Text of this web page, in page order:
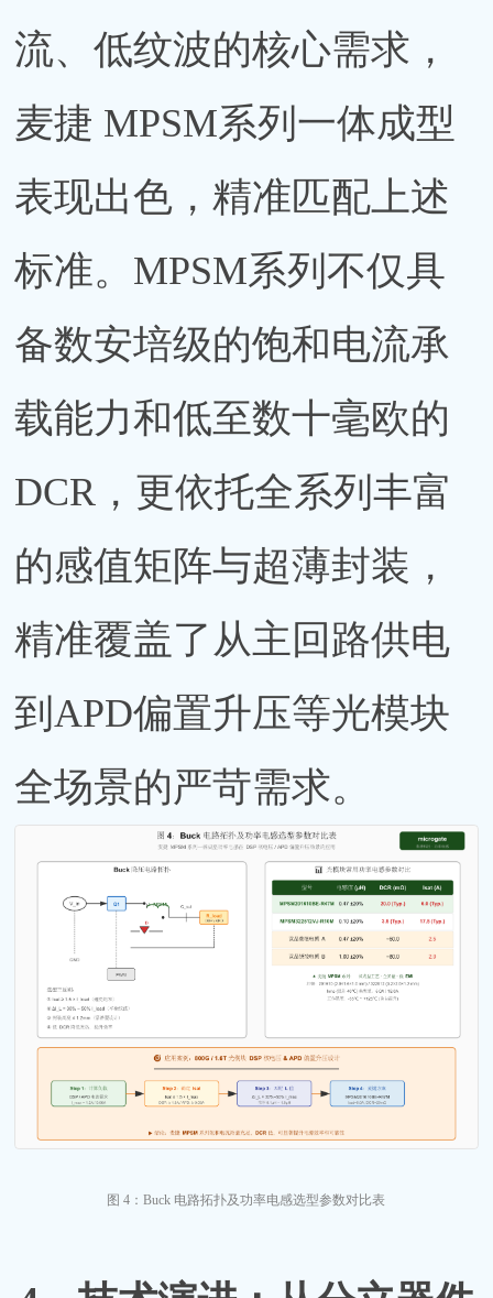
流、低纹波的核心需求，
麦捷 MPSM系列一体成型
表现出色，精准匹配上述
标准。MPSM系列不仅具
备数安培级的饱和电流承
载能力和低至数十毫欧的
DCR，更依托全系列丰富
的感值矩阵与超薄封装，
精准覆盖了从主回路供电
到APD偏置升压等光模块
全场景的严苛需求。
图 4：Buck 电路拓扑及功率电感选型参数对比表